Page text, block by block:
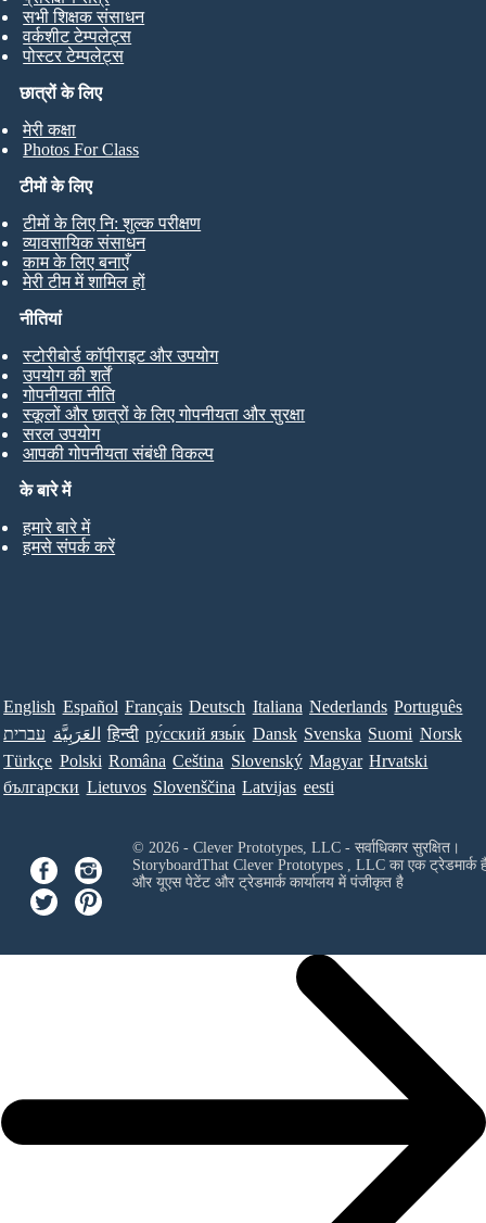
छात्रों के लिए
मेरी कक्षा
Photos For Class
सभी शिक्षक संसाधन
वर्कशीट टेम्पलेट्स
पोस्टर टेम्पलेट्स
टीमों के लिए
टीमों के लिए नि: शुल्क परीक्षण
व्यावसायिक संसाधन
काम के लिए बनाएँ
मेरी टीम में शामिल हों
के बारे में
हमारे बारे में
हमसे संपर्क करें
नीतियां
स्टोरीबोर्ड कॉपीराइट और उपयोग
उपयोग की शर्तें
गोपनीयता नीति
स्कूलों और छात्रों के लिए गोपनीयता और सुरक्षा
सरल उपयोग
आपकी गोपनीयता संबंधी विकल्प
English Español Français Deutsch Italiana Nederlands Português
עברית العَرَبِيَّة हिन्दी ру́сский язы́к Dansk Svenska Suomi Norsk
Türkçe Polski Româna Ceština Slovenský Magyar Hrvatski
български Lietuvos Slovenščina Latvijas eesti
© 2026 - Clever Prototypes, LLC - सर्वाधिकार सुरक्षित।
StoryboardThat Clever Prototypes , LLCका एक ट्रेडमार्क
और यूएस पेटेंट और ट्रेडमार्क कार्यालय में पंजीकृत है